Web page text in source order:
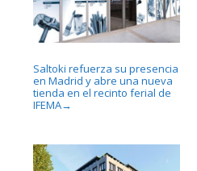
Saltoki refuerza su presencia
en Madrid y abre una nueva
tienda en el recinto ferial de
IFEMA→